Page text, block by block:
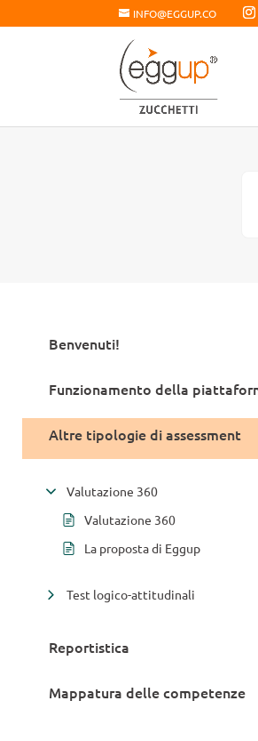
INFO@EGGUP.CO
Benvenuti!
Funzionamento della
Altre tipologie di assessment
Valutazione 360
Valutazione 360
La proposta di Eggup
Test logico-attitudinali
Reportistica
Mappatura delle competenze